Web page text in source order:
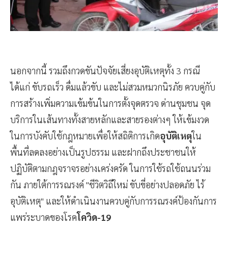
นอกจากนี้ รวมถึงกวดขันปัจจัยเสี่ยงอุบัติเหตุทั้ง 3 กรณี
ได้แก่ ขับรถเร็ว ดื่มแล้วขับ และไม่สวมหมวกนิรภัย ควบคู่กับ
การสร้างเพิ่มความเข้มข้นในการตั้งจุดตรวจ ด่านชุมชน จุด
บริการในเส้นทางทั้งสายหลักและสายรองต่างๆ ให้เข้มงวด
ในการบังคับใช้กฎหมายเพื่อให้สถิติการเกิดอุบัติเหตุใน
พื้นที่ลดลงอย่างเป็นรูปธรรม และฝากถึงประชาชนให้
ปฏิบัติตามกฎจราจรอย่างเคร่งครัด ในการใช้รถใช้ถนนร่วม
กัน ภายใต้การรณรงค์ "ชีวิตวิถีใหม่ ขับขี่อย่างปลอดภัย ไร้
อุบัติเหตุ" และให้ดำเนินงานควบคู่กับการรณรงค์ป้องกันการ
แพร่ระบาดของโรคโควิด-19